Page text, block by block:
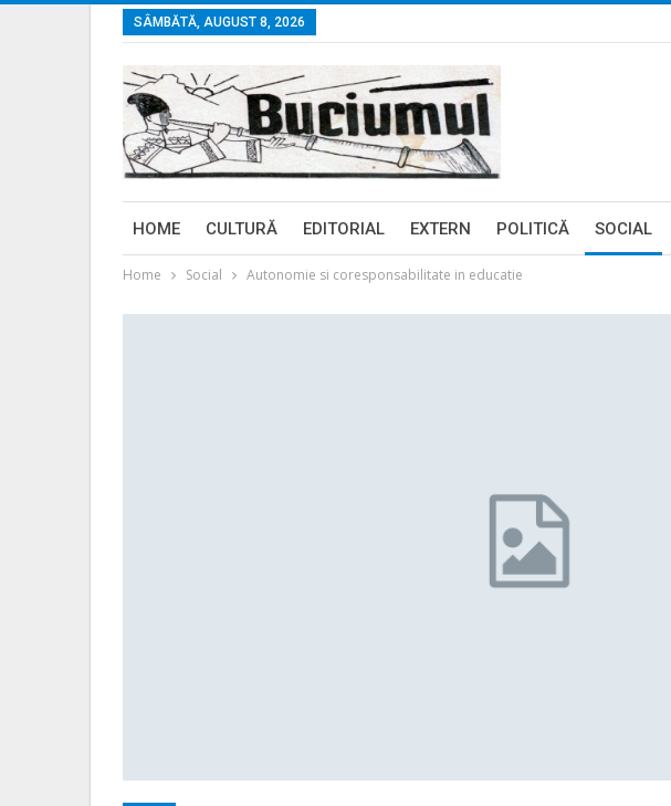
SÂMBĂTĂ, AUGUST 8, 2026
HOME CULTURĂ EDITORIAL EXTERN POLITICĂ SOCIAL
Home Social Autonomie si coresponsabilitate in educatie